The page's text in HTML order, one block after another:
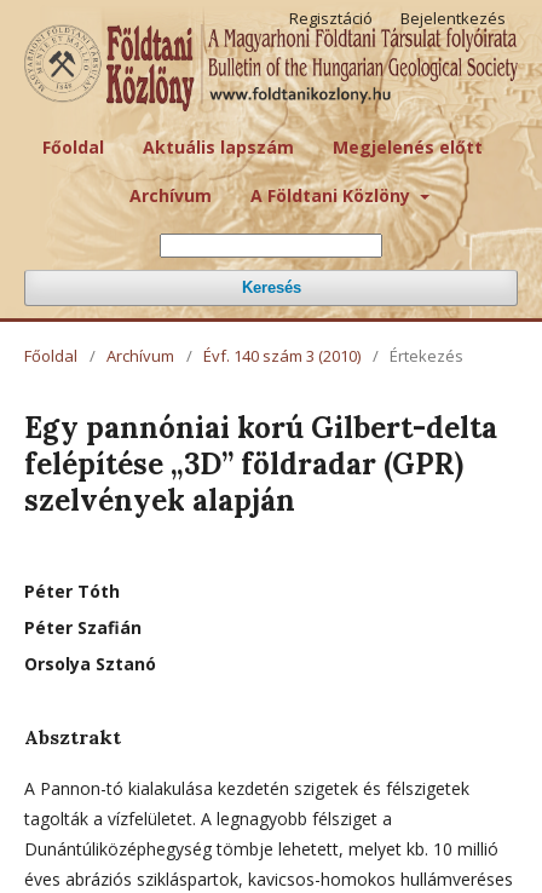
Főoldal Aktuális lapszám Megjelenés előtt
Archívum A Földtani Közlöny
Keresés
Regisztáció Bejelentkezés
Főoldal / Archívum / Évf. 140 szám 3 (2010) / Értekezés
Egy pannóniai korú Gilbert-delta
felépítése „3D” földradar (GPR)
szelvények alapján
Péter Tóth
Péter Szafián
Orsolya Sztanó
Absztrakt
A Pannon-tó kialakulása kezdetén szigetek és félszigetek
tagolták a vízfelületet. A legnagyobb félsziget a
Dunántúliközéphegység tömbje lehetett, melyet kb. 10 millió
éves abráziós szikláspartok, kavicsos-homokos hullámveréses